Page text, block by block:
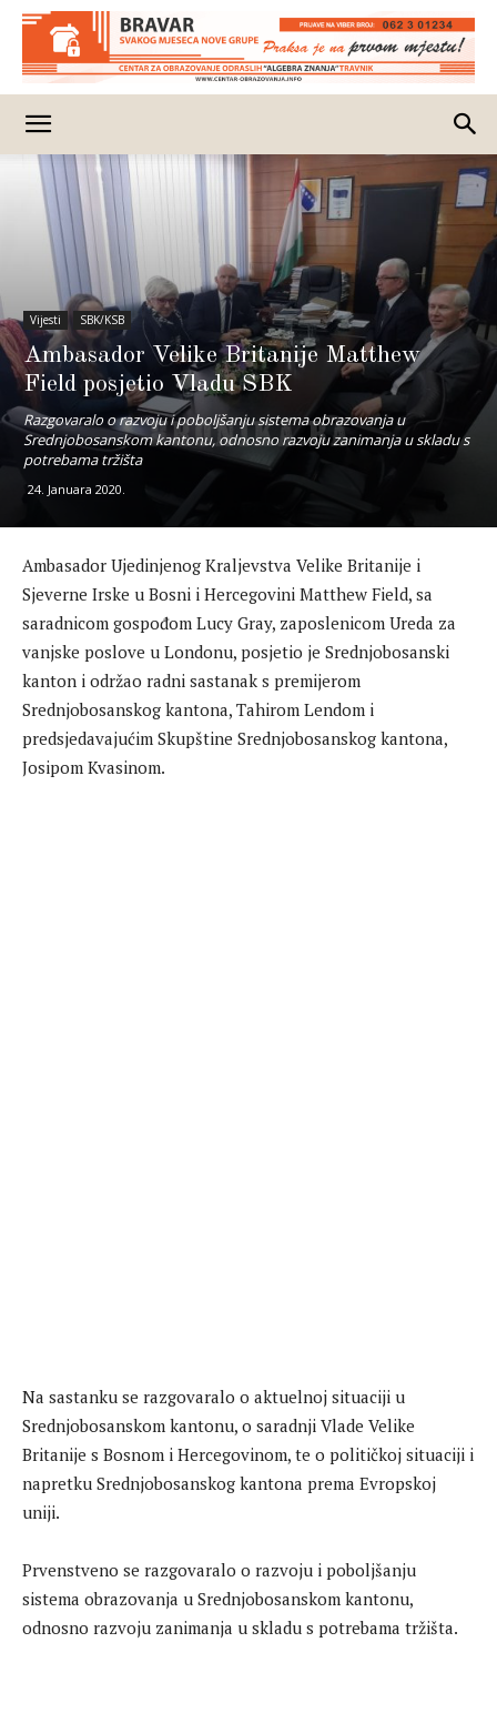
Vijesti SBK/KSB
Ambasador Velike Britanije Matthew
Field posjetio Vladu SBK
Razgovaralo o razvoju i poboljšanju sistema obrazovanja u
Srednjobosanskom kantonu, odnosno razvoju zanimanja u skladu s
potrebama tržišta
24. Januara 2020.
Ambasador Ujedinjenog Kraljevstva Velike Britanije i
Sjeverne Irske u Bosni i Hercegovini Matthew Field, sa
saradnicom gospođom Lucy Gray, zaposlenicom Ureda za
vanjske poslove u Londonu, posjetio je Srednjobosanski
kanton i održao radni sastanak s premijerom
Srednjobosanskog kantona, Tahirom Lendom i
predsjedavajućim Skupštine Srednjobosanskog kantona,
Josipom Kvasinom.
Na sastanku se razgovaralo o aktuelnoj situaciji u
Srednjobosanskom kantonu, o saradnji Vlade Velike
Britanije s Bosnom i Hercegovinom, te o političkoj situaciji i
napretku Srednjobosanskog kantona prema Evropskoj
uniji.
Prvenstveno se razgovaralo o razvoju i poboljšanju
sistema obrazovanja u Srednjobosanskom kantonu,
odnosno razvoju zanimanja u skladu s potrebama tržišta.